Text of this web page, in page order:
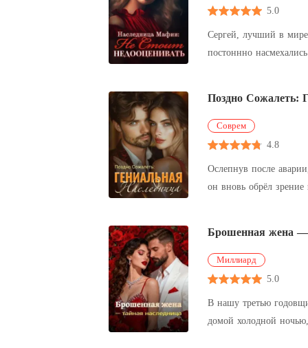
5.0
Сергей, лучший в
постоннно
Поздно Сожалеть:
Соврем
4.8
Ослепнув после
он вновь обрёл
Брошенная жена —
Миллиард
5.0
В нашу третью
домой холодной ночью, пропитанный